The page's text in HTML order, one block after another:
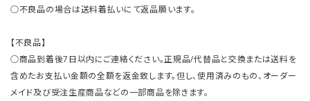
○不良品の場合は送料着払いにて返品願います。
【不良品】
○商品到着後7日以内にご連絡ください。正規品/代替品と交換または送料を
含めたお支払い金額の全額を返金致します。但し、使用済みのもの、オーダー
メイド及び受注生産商品などの一部商品を除きます。